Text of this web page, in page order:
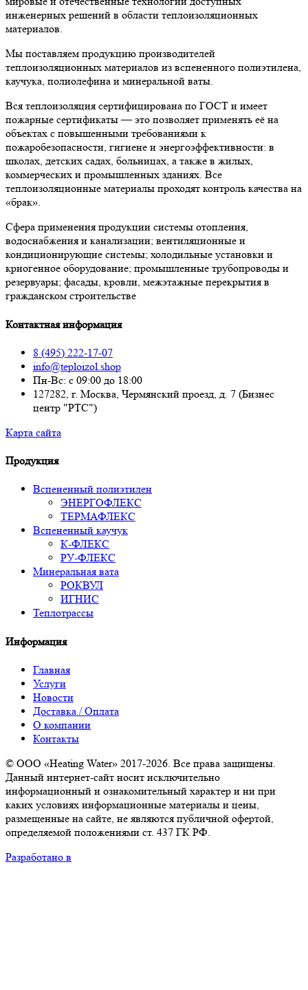
инженерных решений в области теплоизоляционных
материалов.
Мы поставляем продукцию производителей
теплоизоляционных материалов из вспененного полиэтилена,
каучука, полиолефина и минеральной ваты.
Вся теплоизоляция сертифицирована по ГОСТ и имеет
пожарные сертификаты — это позволяет применять её на
объектах с повышенными требованиями к
пожаробезопасности, гигиене и энергоэффективности: в
школах, детских садах, больницах, а также в жилых,
коммерческих и промышленных зданиях. Все
теплоизоляционные материалы проходят контроль качества на
«брак».
Сфера применения продукции системы отопления,
водоснабжения и канализации; вентиляционные и
кондиционирующие системы; холодильные установки и
криогенное оборудование; промышленные трубопроводы и
резервуары; фасады, кровли, межэтажные перекрытия в
гражданском строительстве
Контактная информация
8 (495) 222-17-07
info@teploizol.shop
Пн-Вс: с 09:00 до 18:00
127282, г. Москва, Чермянский проезд, д. 7 (Бизнес
центр "РТС")
Карта сайта
Продукция
Вспененный полиэтилен
ЭНЕРГОФЛЕКС
ТЕРМАФЛЕКС
Вспененный каучук
К-ФЛЕКС
РУ-ФЛЕКС
Минеральная вата
РОКВУЛ
ИГНИС
Теплотрассы
Информация
Главная
Услуги
Новости
Доставка / Оплата
О компании
Контакты
© ООО «Heating Water» 2017-2026. Все права защищены.
Данный интернет-сайт носит исключительно
информационный и ознакомительный характер и ни при
каких условиях информационные материалы и цены,
размещенные на сайте, не являются публичной офертой,
определяемой положениями ст. 437 ГК РФ.
Разработано в